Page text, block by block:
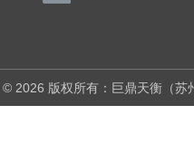
© 2026 版权所有：巨鼎天衡（